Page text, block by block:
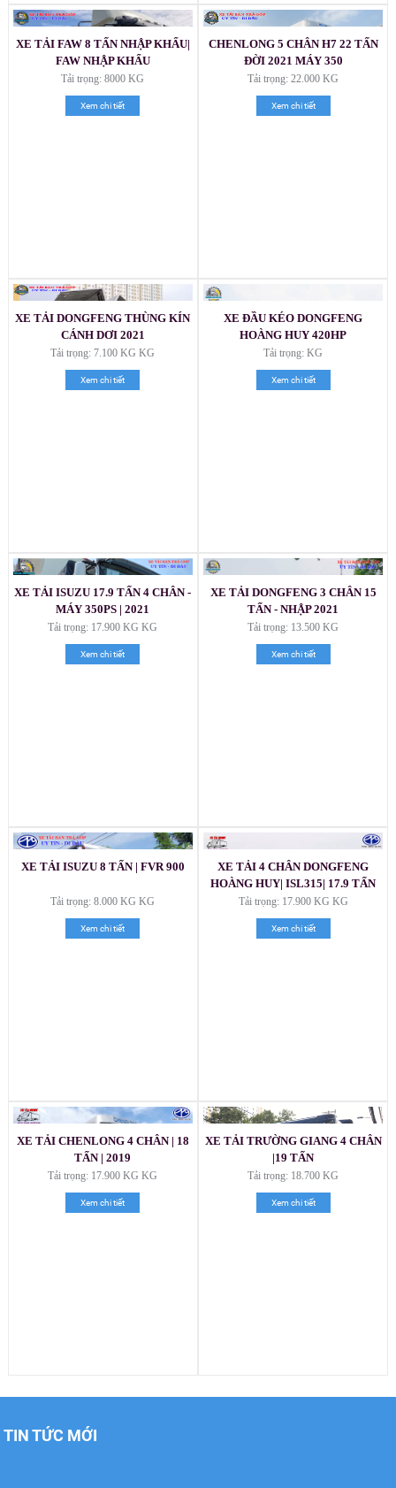
XE TẢI FAW 8 TẤN NHẬP KHẨU|
FAW NHẬP KHẨU
Tải trọng: 8000 KG
Xem chi tiết
CHENLONG 5 CHÂN H7 22 TẤN
ĐỜI 2021 MÁY 350
Tải trọng: 22.000 KG
Xem chi tiết
XE TẢI DONGFENG THÙNG KÍN
CÁNH DƠI 2021
Tải trọng: 7.100 KG KG
Xem chi tiết
XE ĐẦU KÉO DONGFENG
HOÀNG HUY 420HP
Tải trọng: KG
Xem chi tiết
XE TẢI ISUZU 17.9 TẤN 4 CHÂN -
MÁY 350PS | 2021
Tải trọng: 17.900 KG KG
Xem chi tiết
XE TẢI DONGFENG 3 CHÂN 15
TẤN - NHẬP 2021
Tải trọng: 13.500 KG
Xem chi tiết
XE TẢI ISUZU 8 TẤN | FVR 900
Tải trọng: 8.000 KG KG
Xem chi tiết
XE TẢI 4 CHÂN DONGFENG
HOÀNG HUY| ISL315| 17.9 TẤN
2021
Tải trọng: 17.900 KG KG
Xem chi tiết
XE TẢI CHENLONG 4 CHÂN | 18
TẤN | 2019
Tải trọng: 17.900 KG KG
Xem chi tiết
XE TẢI TRƯỜNG GIANG 4 CHÂN
|19 TẤN
Tải trọng: 18.700 KG
Xem chi tiết
TIN TỨC MỚI